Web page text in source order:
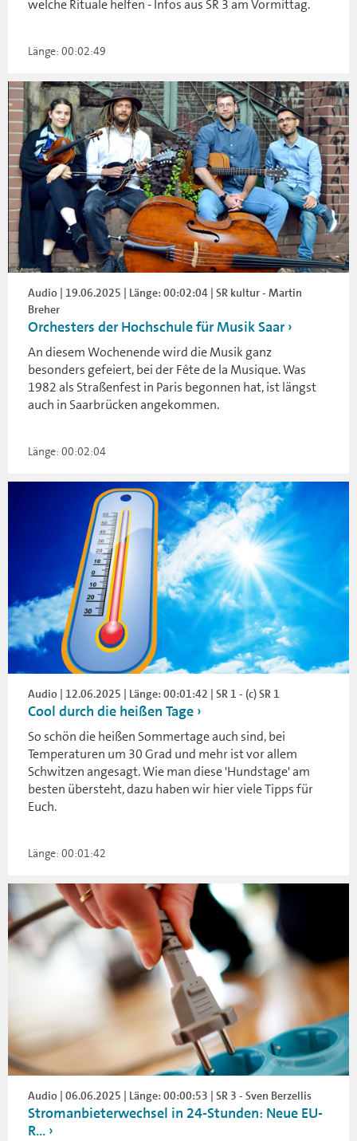
welche Rituale helfen - Infos aus SR 3 am Vormittag.
Länge: 00:02:49
Audio | 19.06.2025 | Länge: 00:02:04 | SR kultur - Martin
Breher
Orchesters der Hochschule für Musik Saar
An diesem Wochenende wird die Musik ganz
besonders gefeiert, bei der Fête de la Musique. Was
1982 als Straßenfest in Paris begonnen hat, ist längst
auch in Saarbrücken angekommen.
Länge: 00:02:04
Audio | 12.06.2025 | Länge: 00:01:42 | SR 1 - (c) SR 1
Cool durch die heißen Tage
So schön die heißen Sommertage auch sind, bei
Temperaturen um 30 Grad und mehr ist vor allem
Schwitzen angesagt. Wie man diese 'Hundstage' am
besten übersteht, dazu haben wir hier viele Tipps für
Euch.
Länge: 00:01:42
Audio | 06.06.2025 | Länge: 00:00:53 | SR 3 - Sven Berzellis
Stromanbieterwechsel in 24-Stunden: Neue EU-
R...